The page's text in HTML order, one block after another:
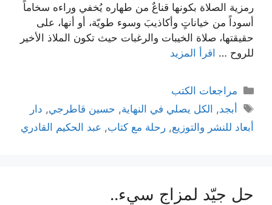
رمزية الصلاة بكونها قناعٌ من طهاره يُخفي وراءه سخاماً
أسوداً من خياناتٍ وأكاذيبَ وسوء طويّة، أو أنها، على
حقيقتها، صلاة الخيبات والرغبات حيث تكون الملاذ الأخير
للروح … اقرأ المزيد
التصنيفات
مراجعات الكتب
الوسوم
أبجد, الكل يصلي في النهاية, حسين قاطرجي, دار
أبعاد للنشر والتوزيع, رحلة مع كتاب, عبد الحكيم القادري
حل جيّد لمزاج سيء..